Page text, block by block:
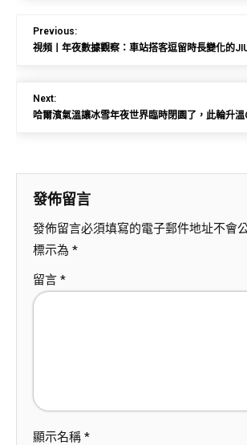
Previous:
視頻丨年夜數據觀察：車站搭客逗留時長變化的
Next:
哈爾濱氣溫讓冰雪年夜世界臨時閉園了，此輪升
發佈留言
發佈留言必須填寫的電子郵件地址不會
標示為 *
留言 *
顯示名稱 *